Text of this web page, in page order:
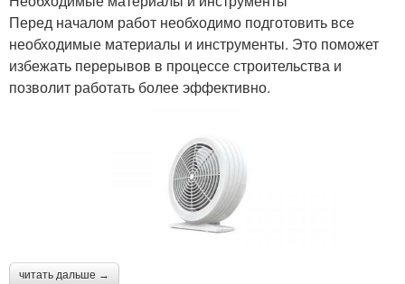
Перед началом работ необходимо подготовить все
необходимые материалы и инструменты. Это поможет
избежать перерывов в процессе строительства и
позволит работать более эффективно.
читать дальше →